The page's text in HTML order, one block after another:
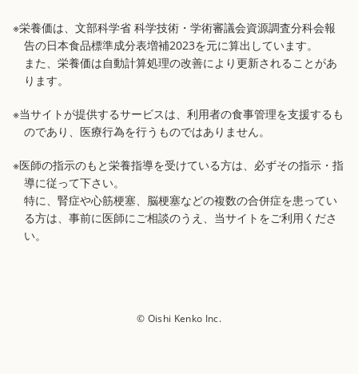
※栄養価は、文部科学省 科学技術・学術審議会資源調査分科会報
告の日本食品標準成分表増補2023を元に算出しています。
また、栄養価は自動計算処理の改善により更新されることがあ
ります。
※当サイトが提供するサービスは、利用者の食事管理を支援するも
のであり、医療行為を行うものではありません。
※医師の指示のもと栄養指導を受けている方は、必ずその指示・指
導に従って下さい。
特に、腎症や心筋梗塞、脳梗塞などの複数の合併症を患ってい
る方は、事前に医師にご相談のうえ、当サイトをご利用くださ
い。
© Oishi Kenko Inc.